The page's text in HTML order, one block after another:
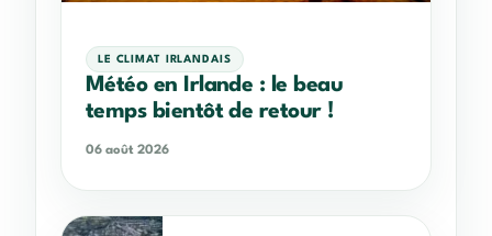
LE CLIMAT IRLANDAIS
Météo en Irlande : le beau
temps bientôt de retour !
06 août 2026